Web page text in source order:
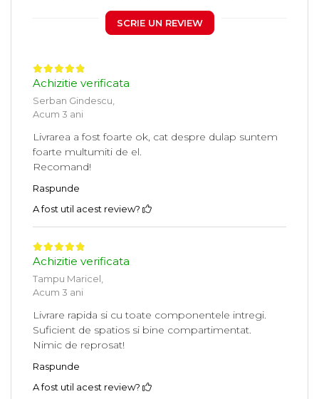
SCRIE UN REVIEW
Achizitie verificata
Serban Gindescu,
Acum 3 ani
Livrarea a fost foarte ok, cat despre dulap suntem
foarte multumiti de el.
Recomand!
Raspunde
A fost util acest review?
Achizitie verificata
Tampu Maricel,
Acum 3 ani
Livrare rapida si cu toate componentele intregi.
Suficient de spatios si bine compartimentat.
Nimic de reprosat!
Raspunde
A fost util acest review?